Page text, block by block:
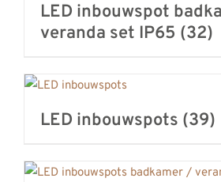
LED inbouwspot
veranda set IP65 (32)
LED inbouwspots (39)